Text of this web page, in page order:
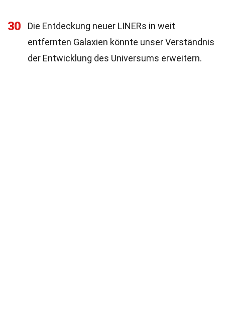
30
Die Entdeckung neuer LINERs in weit
entfernten Galaxien könnte unser Verständnis
der Entwicklung des Universums erweitern.